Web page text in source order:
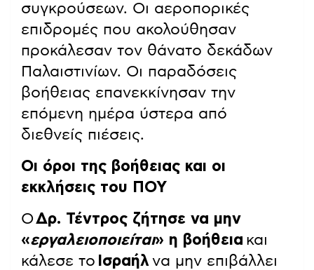
συγκρούσεων. Οι αεροπορικές
επιδρομές που ακολούθησαν
προκάλεσαν τον θάνατο δεκάδων
Παλαιστινίων. Οι παραδόσεις
βοήθειας επανεκκίνησαν την
επόμενη ημέρα ύστερα από
διεθνείς πιέσεις.
Οι όροι της βοήθειας και οι
εκκλήσεις του ΠΟΥ
ΟΔρ. Τέντρος ζήτησε να μην
«εργαλειοποιείται» η βοήθεια και
κάλεσε το Ισραήλ να μην επιβάλλει